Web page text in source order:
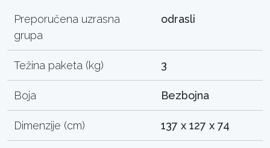
Preporučena uzrasna
grupa
odrasli
Težina paketa (kg) 3
Boja Bezbojna
Dimenzije (cm) 137 x 127 x 74